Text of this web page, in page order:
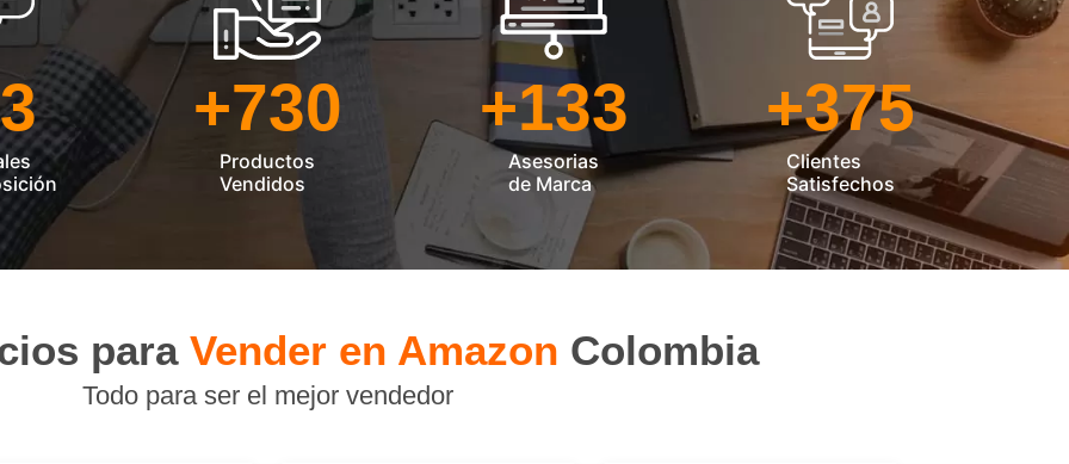
Productos
Vendidos
+730
Asesorias
de Marca
+133
Clientes
Satisfechos
+375
para Vender en Amazon Colombia
Todo para ser el mejor vendedor